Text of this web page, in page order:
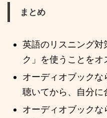
まとめ
英語のリスニング対
ク」を使うことをオ
オーディオブックな
聴いてから、自分に
オーディオブックな